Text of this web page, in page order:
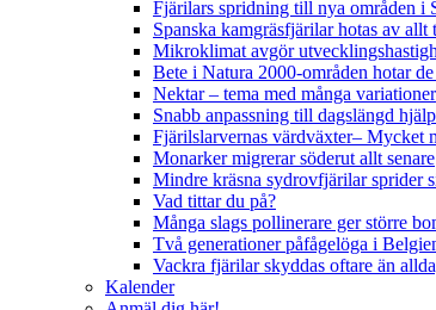
Fjärilars spridning till nya områden i
Spanska kamgräsfjärilar hotas av allt
Mikroklimat avgör
Bete i Natura 2000-områden hotar
Nektar – tema med många variationer
Snabb anpassning till dagslängd
Fjärilslarvernas värdväxter– Mycket
Monarker migrerar söderut allt senare
Mindre kräsna sydrovfjärilar sprider
Vad tittar du på?
Många slags pollinerare ger större
Två generationer påfågelöga i
Vackra fjärilar skyddas oftare än
Kalender